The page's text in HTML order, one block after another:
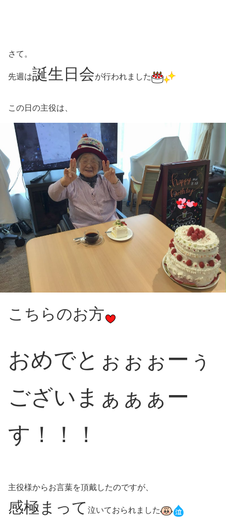
さて。
先週は誕生日会が行われました
この日の主役は、
こちらのお方
おめでとぉぉぉーぅ
ございまぁぁぁー
す！！！
主役様からお言葉を頂戴したのですが、
感極まって 泣いておられました